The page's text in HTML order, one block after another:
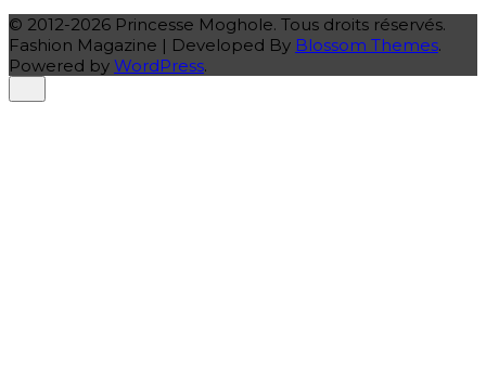
© 2012-2026 Princesse Moghole. Tous droits réservés.
Fashion Magazine | Developed By Blossom Themes.
Powered by WordPress.